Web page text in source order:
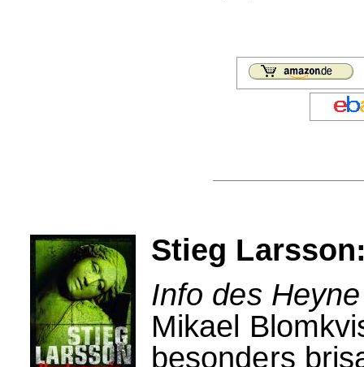
Stieg
Info des
Mikael
besonders